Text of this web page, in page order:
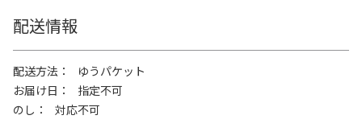
配送情報
配送方法
ゆうパケット
お届け日
指定不可
のし
対応不可